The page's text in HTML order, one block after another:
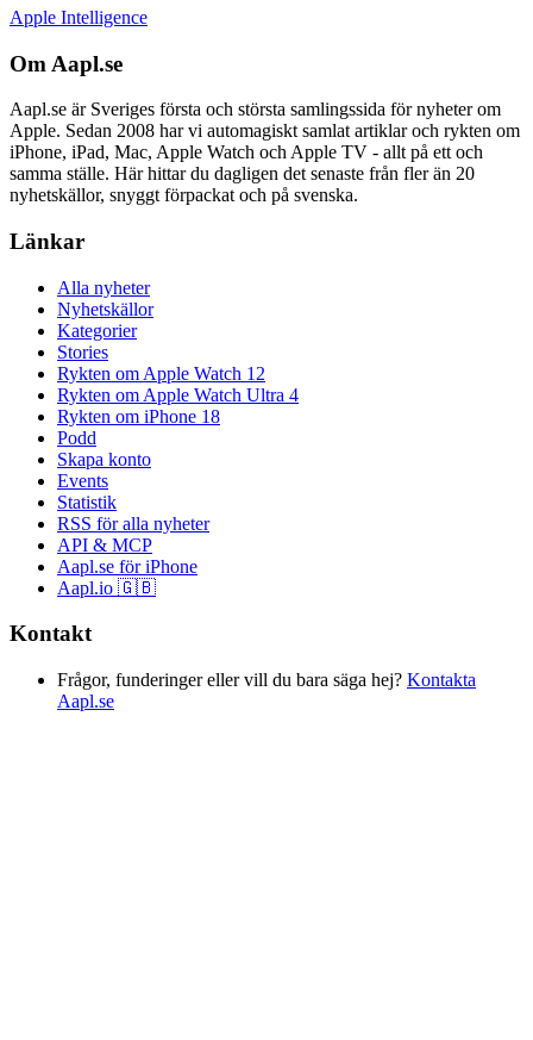
Apple Intelligence
Om Aapl.se
Aapl.se är Sveriges första och största samlingssida för nyheter om
Apple. Sedan 2008 har vi automagiskt samlat artiklar och rykten om
iPhone, iPad, Mac, Apple Watch och Apple TV - allt på ett och
samma ställe. Här hittar du dagligen det senaste från fler än 20
nyhetskällor, snyggt förpackat och på svenska.
Länkar
Alla nyheter
Nyhetskällor
Kategorier
Stories
Rykten om Apple Watch 12
Rykten om Apple Watch Ultra 4
Rykten om iPhone 18
Podd
Skapa konto
Events
Statistik
RSS för alla nyheter
API & MCP
Aapl.se för iPhone
Aapl.io 🇬🇧
Kontakt
Frågor, funderinger eller vill du bara säga hej? Kontakta
Aapl.se